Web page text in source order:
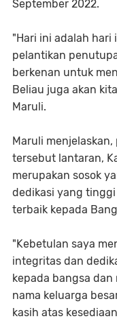
September 2022.
"Hari ini adalah hari
pelantikan
berkenan untuk
Beliau juga akan
Maruli.
Maruli
tersebut lantaran,
merupakan sosok
dedikasi yang
terbaik kepada
"Kebetulan saya
integritas dan
kepada bangsa
nama keluarga
kasih atas